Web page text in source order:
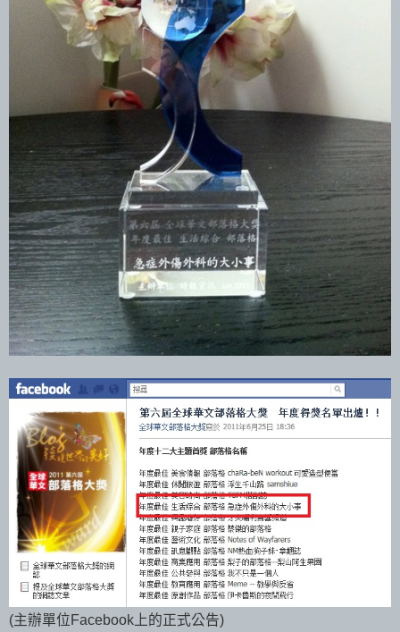
(主辦單位Facebook上的正式公告)